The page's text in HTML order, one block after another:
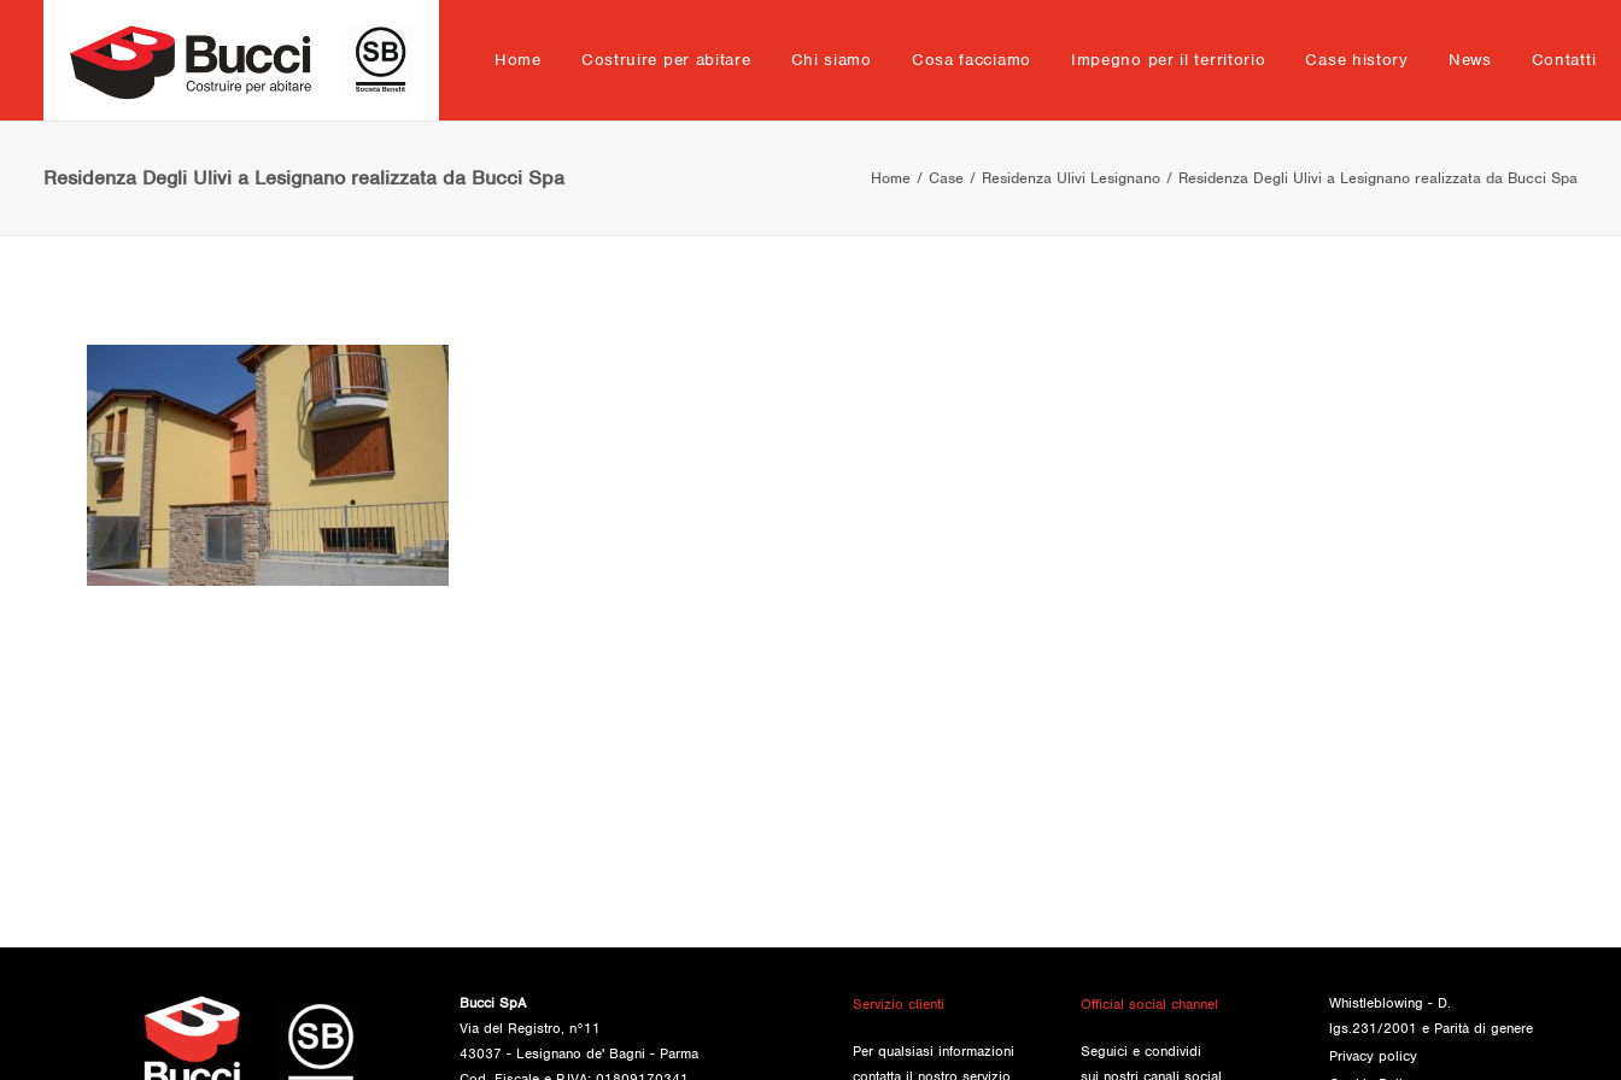
Home Costruire per abitare Chi siamo Cosa facciamo Impegno per il territorio Case history News Contatti
Residenza Degli Ulivi a Lesignano realizzata da Bucci Spa Home Case Residenza Ulivi Lesignano Residenza Degli Ulivi a Lesignano realizzata da Bucci Spa
Bucci SpA
Via del Registro, n°11
43037 - Lesignano de' Bagni - Parma
Servizio clienti
Per qualsiasi informazioni
Official social channel
Seguici e condividi
Whistleblowing - D.
lgs.231/2001 e Parità di genere
Privacy policy